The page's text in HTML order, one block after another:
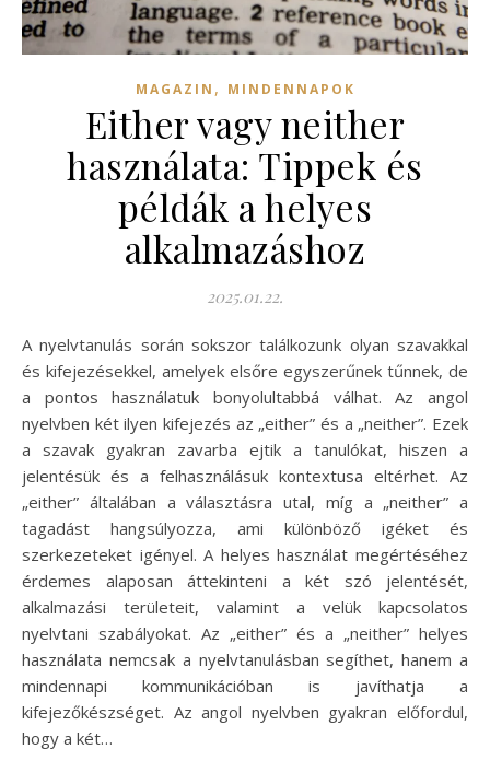
MAGAZIN , MINDENNAPOK
Either vagy neither
használata: Tippek és
példák a helyes
alkalmazáshoz
2025.01.22.
A nyelvtanulás során sokszor találkozunk olyan szavakkal
és kifejezésekkel, amelyek elsőre egyszerűnek tűnnek, de
a pontos használatuk bonyolultabbá válhat. Az angol
nyelvben két ilyen kifejezés az „either” és a „neither”. Ezek
a szavak gyakran zavarba ejtik a tanulókat, hiszen a
jelentésük és a felhasználásuk kontextusa eltérhet. Az
„either” általában a választásra utal, míg a „neither” a
tagadást hangsúlyozza, ami különböző igéket és
szerkezeteket igényel. A helyes használat megértéséhez
érdemes alaposan áttekinteni a két szó jelentését,
alkalmazási területeit, valamint a velük kapcsolatos
nyelvtani szabályokat. Az „either” és a „neither” helyes
használata nemcsak a nyelvtanulásban segíthet, hanem a
mindennapi kommunikációban is javíthatja a
kifejezőkészséget. Az angol nyelvben gyakran előfordul,
hogy a két…